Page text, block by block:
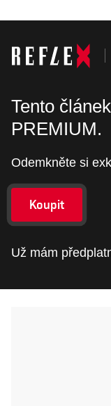
Tento
PREMIUM.
Odemkněte si
Koupit
Už mám